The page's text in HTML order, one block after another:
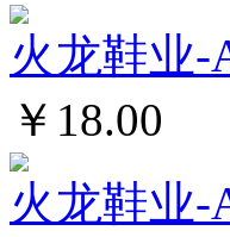
火龙鞋业-
￥18.00
火龙鞋业-